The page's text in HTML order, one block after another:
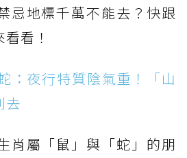
忌地標千萬不能去？快跟
看！
：夜行特質陰氣重！「山
去
肖屬「鼠」與「蛇」的朋